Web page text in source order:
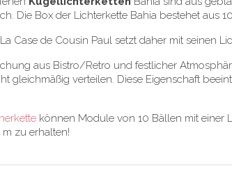
Die Box der Lichterkette Bahia bestehet aus
Case de Cousin Paul setzt daher mit seinen
aus Bistro/Retro und festlicher
gleichmäßig verteilen. Diese Eigenschaft
können Module von 10 Bällen mit einer
zu erhalten!